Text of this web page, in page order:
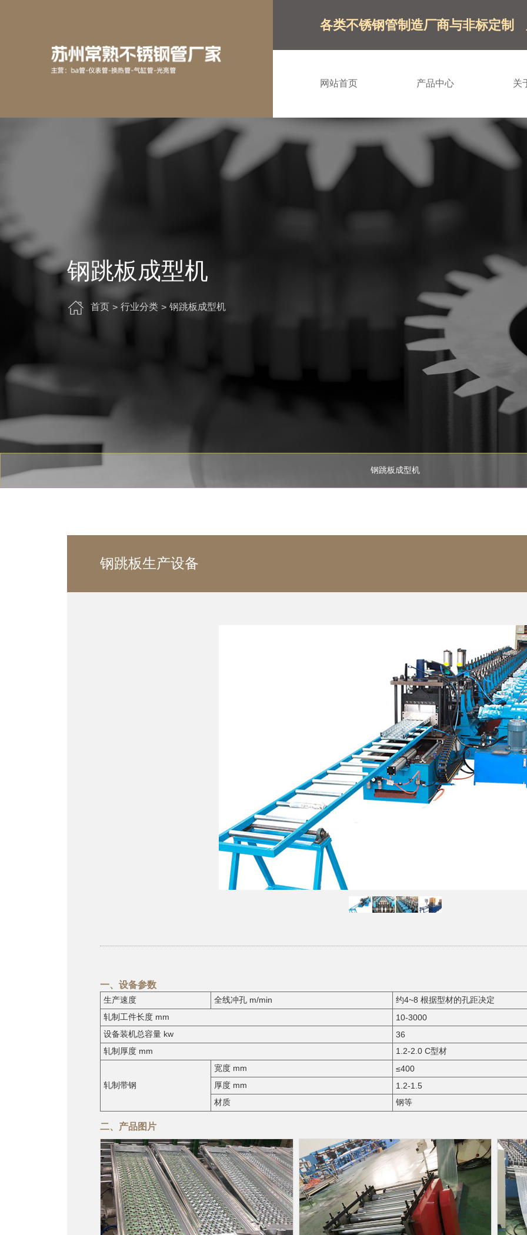
各类不锈钢管制造厂商与非标定制
网站首页 产品中心 关
钢跳板成型机
首页 > 行业分类 > 钢跳板成型机
钢跳板成型机
钢跳板生产设备
一、设备参数
生产速度 全线冲孔 m/min
约4~8 根据型材的孔距决定
轧制工件长度 mm
10-3000
设备装机总容量 kw
36
轧制厚度 mm
1.2-2.0 C型材
轧制带钢
宽度 mm
≤400
厚度 mm
1.2-1.5
材质
钢等
二、产品图片